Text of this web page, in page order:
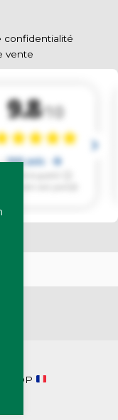
confidentialité
vente